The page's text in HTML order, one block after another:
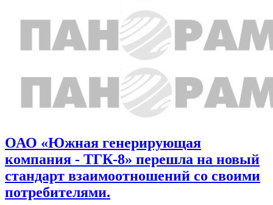
ОАО «Южная генерирующая
компания - ТГК-8» перешла на новый
стандарт взаимоотношений со своими
потребителями.